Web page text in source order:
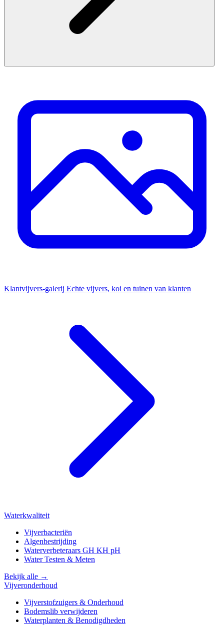
Klantvijvers-galerij Echte vijvers, koi en tuinen van klanten
Waterkwaliteit
Vijverbacteriën
Algenbestrijding
Waterverbeteraars GH KH pH
Water Testen & Meten
Bekijk alle →
Vijveronderhoud
Vijverstofzuigers & Onderhoud
Bodemslib verwijderen
Waterplanten & Benodigdheden